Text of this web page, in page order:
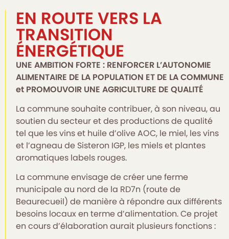
EN ROUTE VERS LA
TRANSITION
ÉNERGÉTIQUE
UNE AMBITION FORTE : RENFORCER L’AUTONOMIE
ALIMENTAIRE DE LA POPULATION ET DE LA COMMUNE
et PROMOUVOIR UNE AGRICULTURE DE QUALITÉ
La commune souhaite contribuer, à son niveau, au
soutien du secteur et des productions de qualité
tel que les vins et huile d’olive AOC, le miel, les vins
et l’agneau de Sisteron IGP, les miels et plantes
aromatiques labels rouges.
La commune envisage de créer une ferme
municipale au nord de la RD7n (route de
Beaurecueil) de manière à répondre aux différents
besoins locaux en terme d’alimentation. Ce projet
en cours d’élaboration aurait plusieurs fonctions :